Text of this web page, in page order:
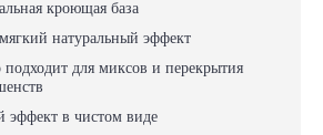
кроющая база
натуральный эффект
для миксов и перекрытия
эффект в чистом виде